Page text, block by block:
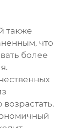
также
что
более
возрастать.